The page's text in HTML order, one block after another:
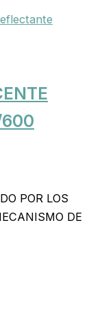
POR LOS
DE